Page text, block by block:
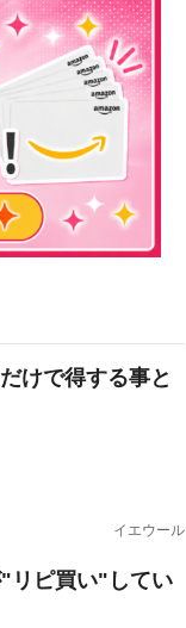
けで得する事と
イエウール
"リピ買い"してい